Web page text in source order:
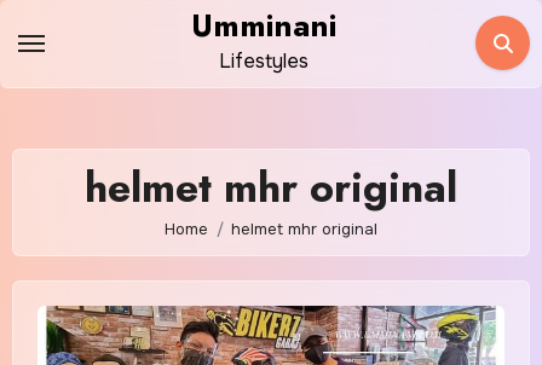
content
Umminani
Lifestyles
helmet mhr original
Home helmet mhr original